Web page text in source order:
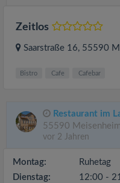
Zeitlos
Saarstraße 16, 55590
Bistro Cafe Cafebar
Restaurant im
55590
vor 2 Jahren
Montag:
Ruhetag
Dienstag:
12:00 -